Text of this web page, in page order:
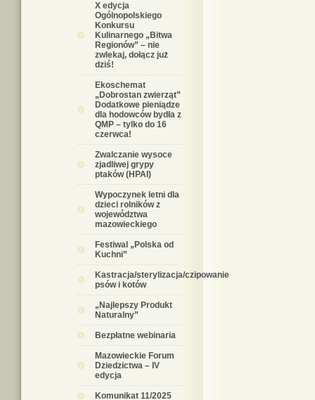
X edycja
Ogólnopolskiego
Konkursu
Kulinarnego „Bitwa
Regionów” – nie
zwlekaj, dołącz już
dziś!
Ekoschemat
„Dobrostan zwierząt”
Dodatkowe pieniądze
dla hodowców bydła z
QMP – tylko do 16
czerwca!
Zwalczanie wysoce
zjadliwej grypy
ptaków (HPAI)
Wypoczynek letni dla
dzieci rolników z
województwa
mazowieckiego
Festiwal „Polska od
Kuchni”
Kastracja/sterylizacja/czipowanie
psów i kotów
„Najlepszy Produkt
Naturalny”
Bezpłatne webinaria
Mazowieckie Forum
Dziedzictwa – IV
edycja
Komunikat 11/2025